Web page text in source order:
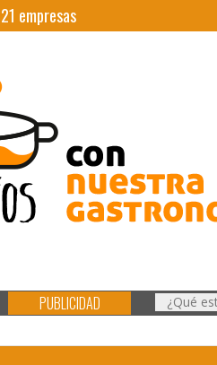
21 empresas
PUBLICIDAD